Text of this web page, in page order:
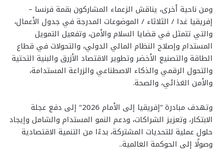
ومن ناحية أخرى، يناقش الزعماء المشاركون بقمة فرنسا –
إفريقيا غدا / الثلاثاء / الموضوعات المدرجة في جدول الأعمال،
والتي تتمثل في قضايا السلام والأمن، وتفعيل التمويل
المستدام وإصلاح النظام المالي الدولي، والتحولات في قطاع
الطاقة والتصنيع الأخضر وتطوير الاقتصاد الأزرق والبنية التحتية
والتحول الرقمي والذكاء الاصطناعي والزراعة المستدامة،
والأمن الغذائي، والصحة.
وتهدف مبادرة “إفريقيا إلى الأمام 2026″ إلى دفع عجلة
الابتكار، وتعزيز الشراكات، ودعم النمو المستدام والشامل وإيجاد
حلول عملية للتحديات المشتركة، بدءًا من التنمية الاقتصادية
وصولًا إلى الحوكمة العالمية..